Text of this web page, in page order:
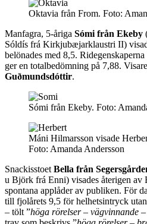
Oktavia från From. Foto:
Manfagra, 5-åriga Sómi från Ekeby
Sóldís frá Kirkjubæjarklaustri II)
belönades med 8,5.
ger en totalbedömning på 7,88.
Guðmundsdóttir.
Sómi från Ekeby. Foto:
Máni Hilmarsson visade
Foto: Amanda Andersson
Snackisstoet Bella från
u Björk frá Enni) visades återigen
spontana applåder av publiken. För
till fjolårets 9,5 för helhetsintryck
– tölt ”höga rörelser – vägvinnande